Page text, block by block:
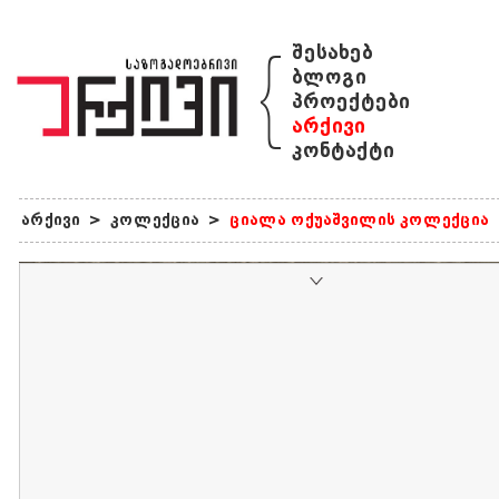
{ შესახებ
ბლოგი
პროექტები
არქივი
კონტაქტი
არქივი > კოლექცია > ციალა ოქუაშვილის კოლექცია